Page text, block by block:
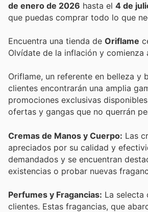
de enero de 2026 hasta el 4 de
que puedas comprar todo lo que
Encuentra una tienda de Oriflame
Olvídate de la inflación y
Oriflame, un referente en belleza
clientes encontrarán una amplia
promociones exclusivas
ofertas y gangas que no querrán
Cremas de Manos y Cuerpo: Las
apreciados por su calidad y
demandados y se encuentran
existencias o probar nuevas
Perfumes y Fragancias: La selecta
clientes. Estas fragancias, que